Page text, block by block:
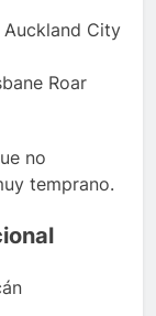
Auckland City
Roar
no
temprano.